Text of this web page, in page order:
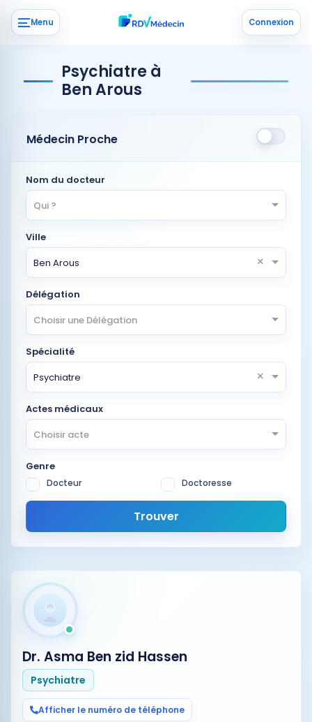
Menu Connexion
Psychiatre à
Ben Arous
Médecin Proche
Nom du docteur
Qui ?
Ville
Ben Arous
×
Délégation
Choisir une Délégation
Spécialité
Psychiatre
×
Actes médicaux
Choisir acte
Genre
Docteur Doctoresse
Trouver
Dr. Asma Ben zid Hassen
Psychiatre
Afficher le numéro de téléphone